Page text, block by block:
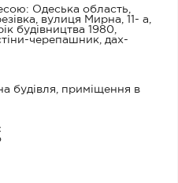
Одеська область,
вулиця Мирна, 11- а,
будівництва 1980,
черепашник, дах-
будівля, приміщення в